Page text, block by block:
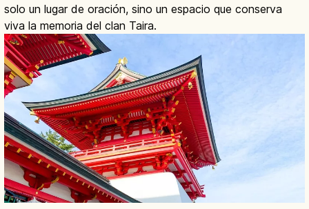
solo un lugar de oración, sino un espacio que conserva
viva la memoria del clan Taira.